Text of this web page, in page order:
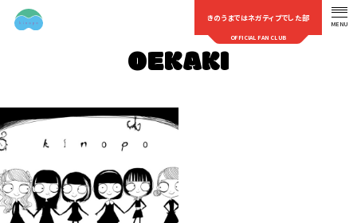
きのうまではネガティブでした部
OFFICIAL FAN CLUB
MENU
OEKAKI